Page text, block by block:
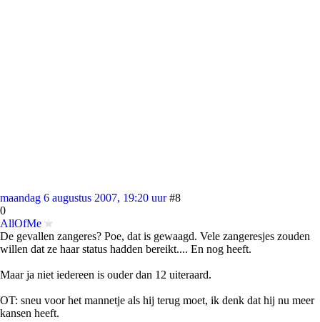
maandag 6 augustus 2007, 19:20 uur #8
0
AllOfMe
De gevallen zangeres? Poe, dat is gewaagd. Vele zangeresjes zouden
willen dat ze haar status hadden bereikt.... En nog heeft.
Maar ja niet iedereen is ouder dan 12 uiteraard.
OT: sneu voor het mannetje als hij terug moet, ik denk dat hij nu meer
kansen heeft.